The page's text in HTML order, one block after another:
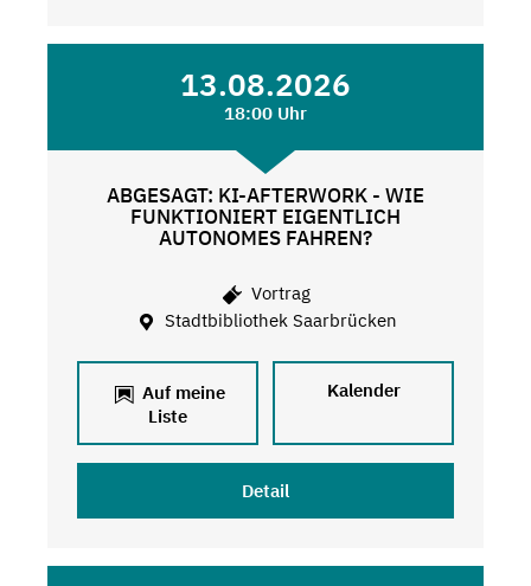
13.08.2026
18:00 Uhr
ABGESAGT: KI-AFTERWORK - WIE
FUNKTIONIERT EIGENTLICH
AUTONOMES FAHREN?
Vortrag
Stadtbibliothek Saarbrücken
Auf meine
Liste
Kalender
Detail